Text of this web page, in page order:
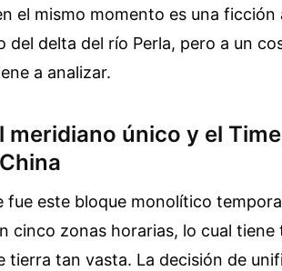
el mismo momento es una
del delta del río Perla, pero a un
a analizar.
meridiano único y el
fue este bloque monolítico
cinco zonas horarias, lo cual
tierra tan vasta. La decisión de